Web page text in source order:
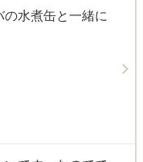
水煮缶と一緒に